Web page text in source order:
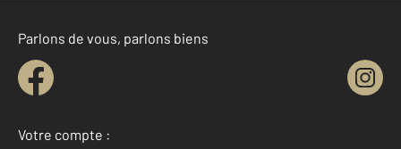
Parlons de vous, parlons biens
Votre compte :